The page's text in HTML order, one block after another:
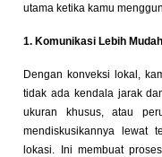
utama ketika kamu
1. Komunikasi Lebih Mudah
Dengan konveksi lokal,
tidak ada kendala jarak
ukuran khusus, atau
mendiskusikannya lewat
lokasi. Ini membuat